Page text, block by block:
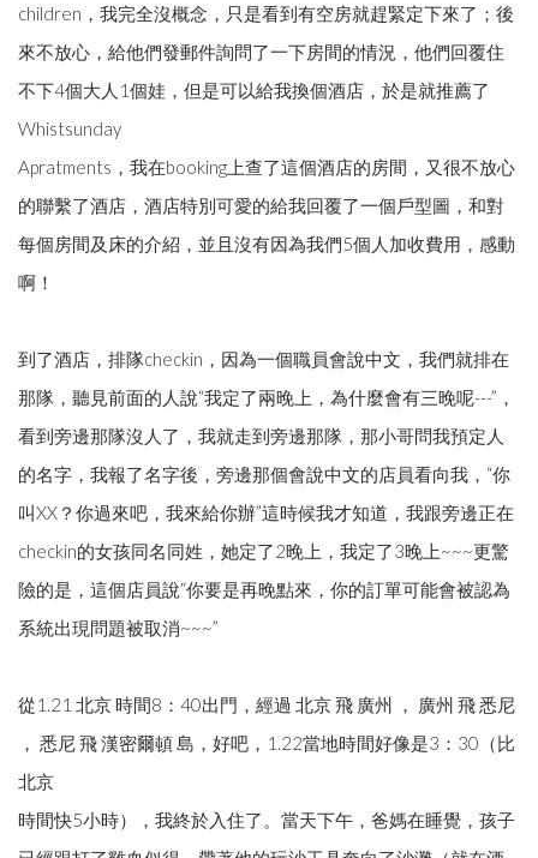
children，我完全沒概念，只是看到有空房就趕緊定下來了；後
來不放心，給他們發郵件詢問了一下房間的情況，他們回覆住
不下4個大人1個娃，但是可以給我換個酒店，於是就推薦了
Whistsunday
Apratments，我在booking上查了這個酒店的房間，又很不放心
的聯繫了酒店，酒店特別可愛的給我回覆了一個戶型圖，和對
每個房間及床的介紹，並且沒有因為我們5個人加收費用，感動
啊！
到了酒店，排隊checkin，因為一個職員會說中文，我們就排在
那隊，聽見前面的人說“我定了兩晚上，為什麼會有三晚呢---”，
看到旁邊那隊沒人了，我就走到旁邊那隊，那小哥問我預定人
的名字，我報了名字後，旁邊那個會說中文的店員看向我，“你
叫XX？你過來吧，我來給你辦”這時候我才知道，我跟旁邊正在
checkin的女孩同名同姓，她定了2晚上，我定了3晚上~~~更驚
險的是，這個店員說“你要是再晚點來，你的訂單可能會被認為
系統出現問題被取消~~~”
從1.21 北京 時間8：40出門，經過 北京 飛 廣州 ， 廣州 飛 悉尼
， 悉尼 飛 漢密爾頓 島，好吧，1.22當地時間好像是3：30（比
北京
時間快5小時），我終於入住了。當天下午，爸媽在睡覺，孩子